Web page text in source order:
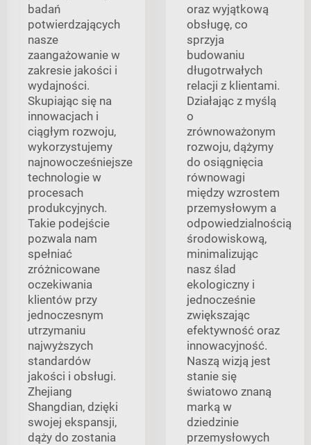
badań
potwierdzających
nasze
zaangażowanie w
zakresie jakości i
wydajności.
Skupiając się na
innowacjach i
ciągłym rozwoju,
wykorzystujemy
najnowocześniejsze
technologie w
procesach
produkcyjnych.
Takie podejście
pozwala nam
spełniać
zróżnicowane
oczekiwania
klientów przy
jednoczesnym
utrzymaniu
najwyższych
standardów
jakości i obsługi.
Zhejiang
Shangdian, dzięki
swojej ekspansji,
dąży do zostania
oraz wyjątkową
obsługę, co
sprzyja
budowaniu
długotrwałych
relacji z klientami.
Działając z myślą
o
zrównoważonym
rozwoju, dążymy
do osiągnięcia
równowagi
między wzrostem
przemysłowym a
odpowiedzialnością
środowiskową,
minimalizując
nasz ślad
ekologiczny i
jednocześnie
zwiększając
efektywność oraz
innowacyjność.
Naszą wizją jest
stanie się
światowo znaną
marką w
dziedzinie
przemysłowych